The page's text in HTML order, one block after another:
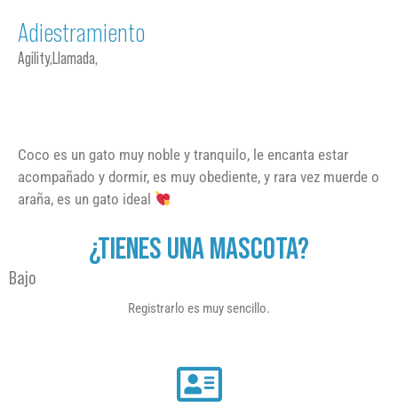
Adiestramiento
Agility,Llamada,
Coco es un gato muy noble y tranquilo, le encanta estar
acompañado y dormir, es muy obediente, y rara vez muerde o
araña, es un gato ideal
¿TIENES UNA MASCOTA?
Bajo
Registrarlo es muy sencillo.